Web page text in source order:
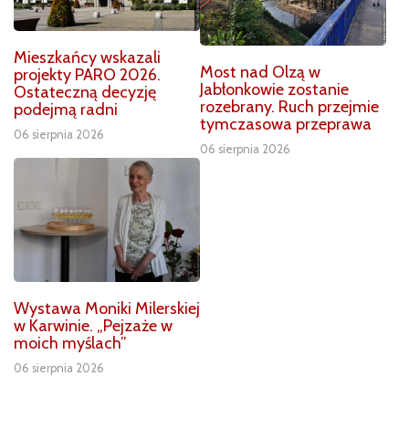
Mieszkańcy wskazali
projekty PARO 2026.
Ostateczną decyzję
podejmą radni
06 sierpnia 2026
Most nad Olzą w
Jabłonkowie zostanie
rozebrany. Ruch przejmie
tymczasowa przeprawa
06 sierpnia 2026
Wystawa Moniki Milerskiej
w Karwinie. „Pejzaże w
moich myślach”
06 sierpnia 2026